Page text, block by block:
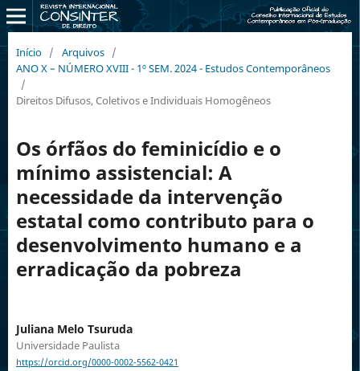
Início / Arquivos /
ANO X – NÚMERO XVIII - 1º SEM. 2024 - Estudos Contemporâneos
/
Direitos Difusos, Coletivos e Individuais Homogêneos
Os órfãos do feminicídio e o
mínimo assistencial: A
necessidade da intervenção
estatal como contributo para o
desenvolvimento humano e a
erradicação da pobreza
Juliana Melo Tsuruda
Universidade Paulista
https://orcid.org/0000-0002-5562-0421